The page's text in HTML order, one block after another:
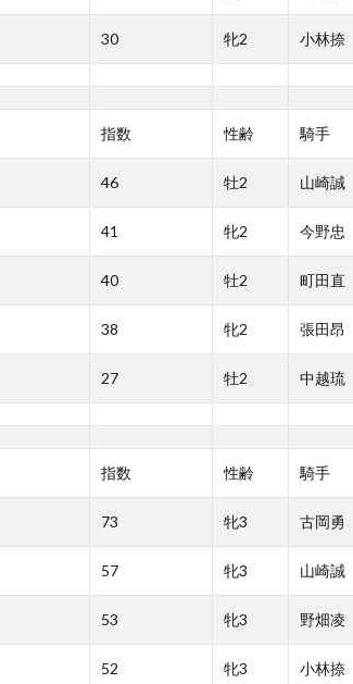
30 牝2 小林捺
指数 性齢 騎手
46 牡2 山崎誠
41 牝2 今野忠
40 牡2 町田直
38 牝2 張田昂
27 牡2 中越琉
指数 性齢 騎手
73 牝3 古岡勇
57 牝3 山崎誠
53 牝3 野畑凌
52 牝3 小林捺